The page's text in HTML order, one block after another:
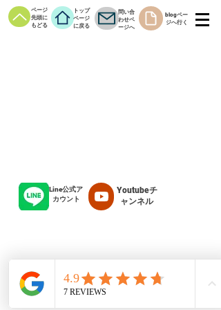
ページ
先頭に
もどる
トップ
ページ
に戻る
問い合
わせペ
ージへ
blogペー
ジへ行く
Line公式ア
カウント
Youtubeチ
ャンネル